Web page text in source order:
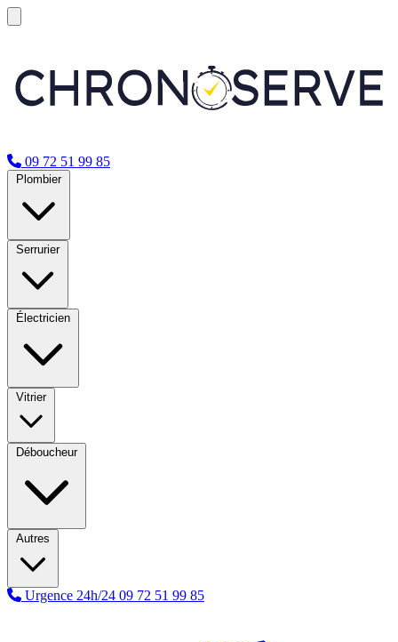
09 72 51 99 85
Plombier
Serrurier
Électricien
Vitrier
Déboucheur
Autres
Urgence 24h/24 09 72 51 99 85